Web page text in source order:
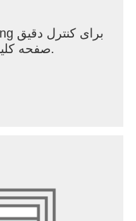
صفحه کلید و ماوس یا گیم پد.